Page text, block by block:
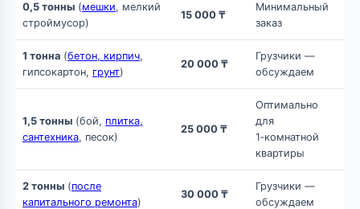
0,5 тонны (мешки, мелкий
строймусор)
15 000 ₸
Минимальный
заказ
1 тонна (бетон, кирпич,
гипсокартон, грунт)
20 000 ₸
Грузчики —
обсуждаем
1,5 тонны (бой, плитка,
сантехника, песок)
25 000 ₸
Оптимально
для
1‑комнатной
квартиры
2 тонны (после
капитального ремонта)
30 000 ₸
Грузчики —
обсуждаем